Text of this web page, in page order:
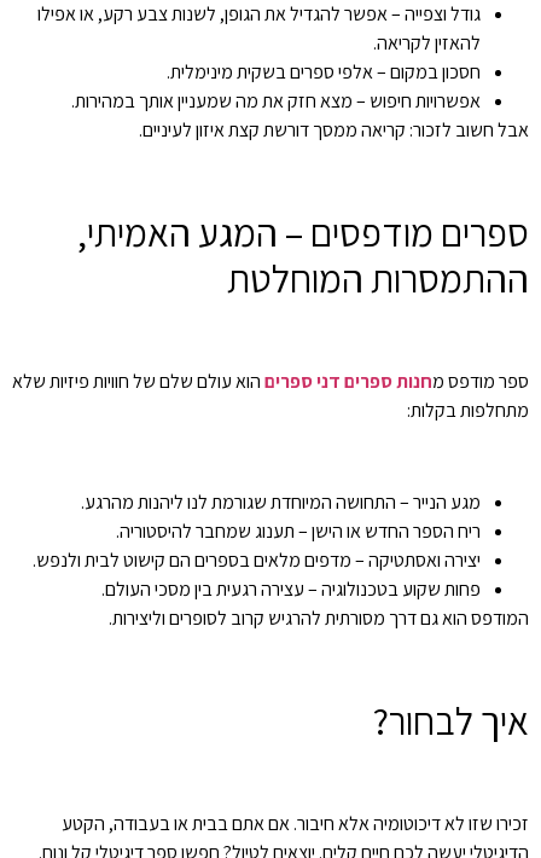
גודל וצפייה – אפשר להגדיל את הגופן, לשנות צבע רקע, או אפילו
להאזין לקריאה.
חסכון במקום – אלפי ספרים בשקית מינימלית.
אפשרויות חיפוש – מצא חזק את מה שמעניין אותך במהירות.
אבל חשוב לזכור: קריאה ממסך דורשת קצת איזון לעיניים.
ספרים מודפסים – המגע האמיתי,
ההתמסרות המוחלטת
ספר מודפס מחנות ספרים דני ספריםהוא עולם שלם של חוויות פיזיות שלא
מתחלפות בקלות:
מגע הנייר – התחושה המיוחדת שגורמת לנו ליהנות מהרגע.
ריח הספר החדש או הישן – תענוג שמחבר להיסטוריה.
יצירה ואסתטיקה – מדפים מלאים בספרים הם קישוט לבית ולנפש.
פחות שקוע בטכנולוגיה – עצירה רגעית בין מסכי העולם.
המודפס הוא גם דרך מסורתית להרגיש קרוב לסופרים וליצירות.
איך לבחור?
זכירו שזו לא דיכוטומיה אלא חיבור. אם אתם בבית או בעבודה, הקטע
הדיגיטלי יעשה לכם חיים קלים. יוצאים לטיול? חפשו ספר דיגיטלי קל ונוח.